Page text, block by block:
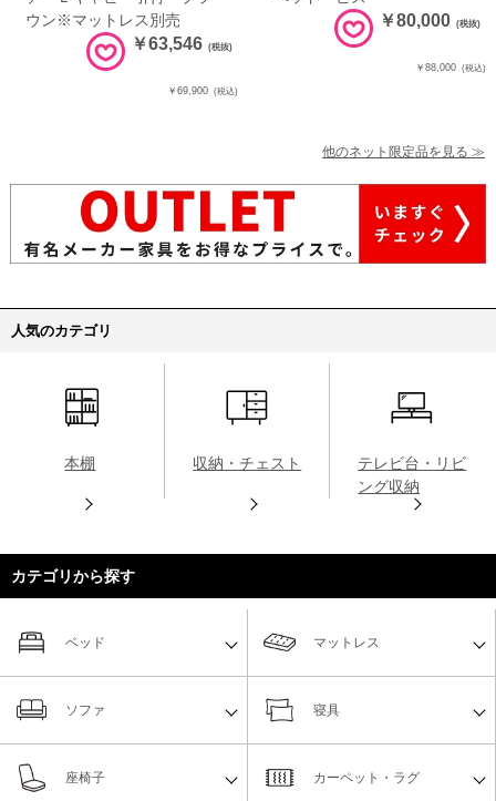
ウン※マットレス別売
￥63,546 (税抜)
￥69,900 (税込)
￥80,000 (税抜)
￥88,000 (税込)
他のネット限定品を見る ≫
人気のカテゴリ
本棚 収納・チェスト
テレビ台・リビ
ング収納
カテゴリから探す
ベッド マットレス
ソファ 寝具
座椅子 カーペット・ラグ